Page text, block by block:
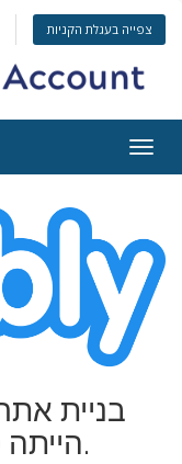
צפייה בעגלת הקניות
ניווט
בניית
הייתה פשוטה וקלה יותר.